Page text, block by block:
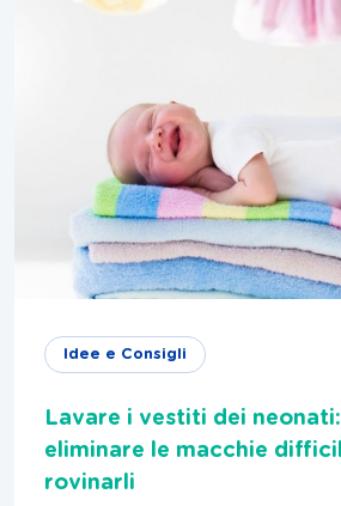
Idee e Consigli
Lavare i vestiti dei
eliminare le macchie
rovinarli